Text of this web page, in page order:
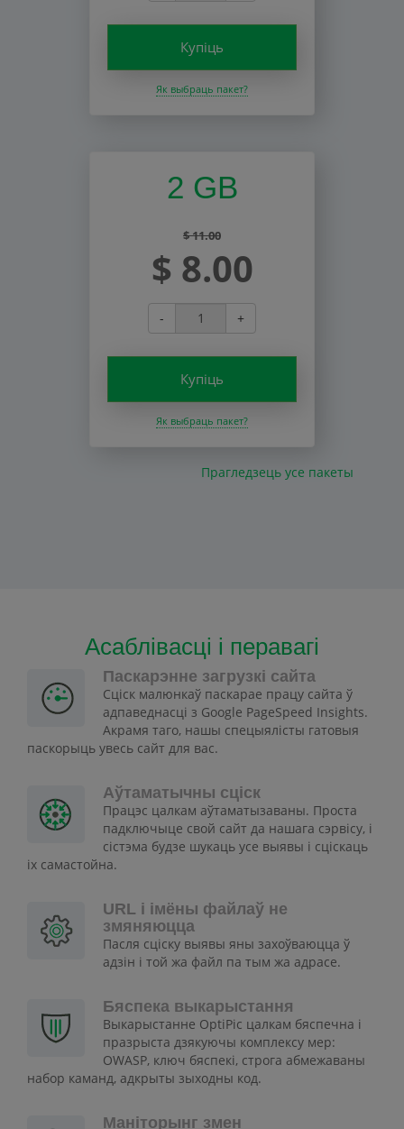
Купіць
Як выбраць пакет?
2 GB
$ 11.00
$ 8.00
- +
Купіць
Як выбраць пакет?
Прагледзець усе пакеты
Асаблівасці і перавагі
Паскарэнне загрузкі сайта
Сціск малюнкаў паскарае працу сайта ў
адпаведнасці з Google PageSpeed Insights.
Акрамя таго, нашы спецыялісты гатовыя
паскорыць увесь сайт для вас.
Аўтаматычны сціск
Працэс цалкам аўтаматызаваны. Проста
падключыце свой сайт да нашага сэрвісу, і
сістэма будзе шукаць усе выявы і сціскаць
іх самастойна.
URL і імёны файлаў не
змяняюцца
Пасля сціску выявы яны захоўваюцца ў
адзін і той жа файл па тым жа адрасе.
Бяспека выкарыстання
Выкарыстанне OptiPic цалкам бяспечна і
празрыста дзякуючы комплексу мер:
OWASP, ключ бяспекі, строга абмежаваны
набор каманд, адкрыты зыходны код.
Маніторынг змен